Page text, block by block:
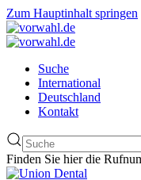
Zum Hauptinhalt springen
Suche
International
Deutschland
Kontakt
Finden Sie hier die